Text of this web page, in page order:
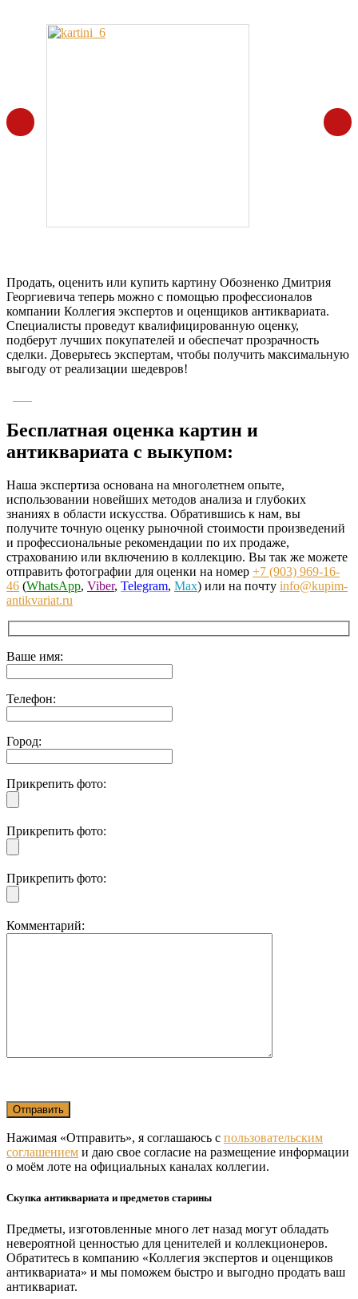
Продать, оценить или купить картину Обозненко Дмитрия
Георгиевича теперь можно с помощью профессионалов
компании Коллегия экспертов и оценщиков антиквариата.
Специалисты проведут квалифицированную оценку,
подберут лучших покупателей и обеспечат прозрачность
сделки. Доверьтесь экспертам, чтобы получить максимальную
выгоду от реализации шедевров!
Бесплатная оценка картин и
антиквариата с выкупом:
Наша экспертиза основана на многолетнем опыте,
использовании новейших методов анализа и глубоких
знаниях в области искусства. Обратившись к нам, вы
получите точную оценку рыночной стоимости произведений
и профессиональные рекомендации по их продаже,
страхованию или включению в коллекцию. Вы так же можете
отправить фотографии для оценки на номер +7 (903) 969-16-
46 (WhatsApp, Viber, Telegram, Max) или на почту info@kupim-
antikvariat.ru
Ваше имя:
Телефон:
Город:
Прикрепить фото:
Прикрепить фото:
Прикрепить фото:
Комментарий:
Нажимая «Отправить», я соглашаюсь с пользовательским
соглашением и даю свое согласие на размещение информации
о моём лоте на официальных каналах коллегии.
Скупка антиквариата и предметов старины
Предметы, изготовленные много лет назад могут обладать
невероятной ценностью для ценителей и коллекционеров.
Обратитесь в компанию «Коллегия экспертов и оценщиков
антиквариата» и мы поможем быстро и выгодно продать ваш
антиквариат.